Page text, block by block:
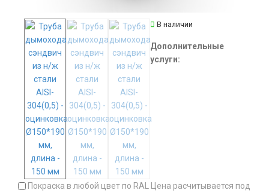
В наличии
Дополнительные
услуги:
Покраска в любой цвет по RAL Цена расчитывается под